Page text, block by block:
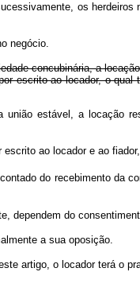
os
negócio.
concubinária, a
escrito ao locador, o
estável, a locação
ao locador e ao
do recebimento da
dependem do
a sua oposição.
artigo, o locador terá o